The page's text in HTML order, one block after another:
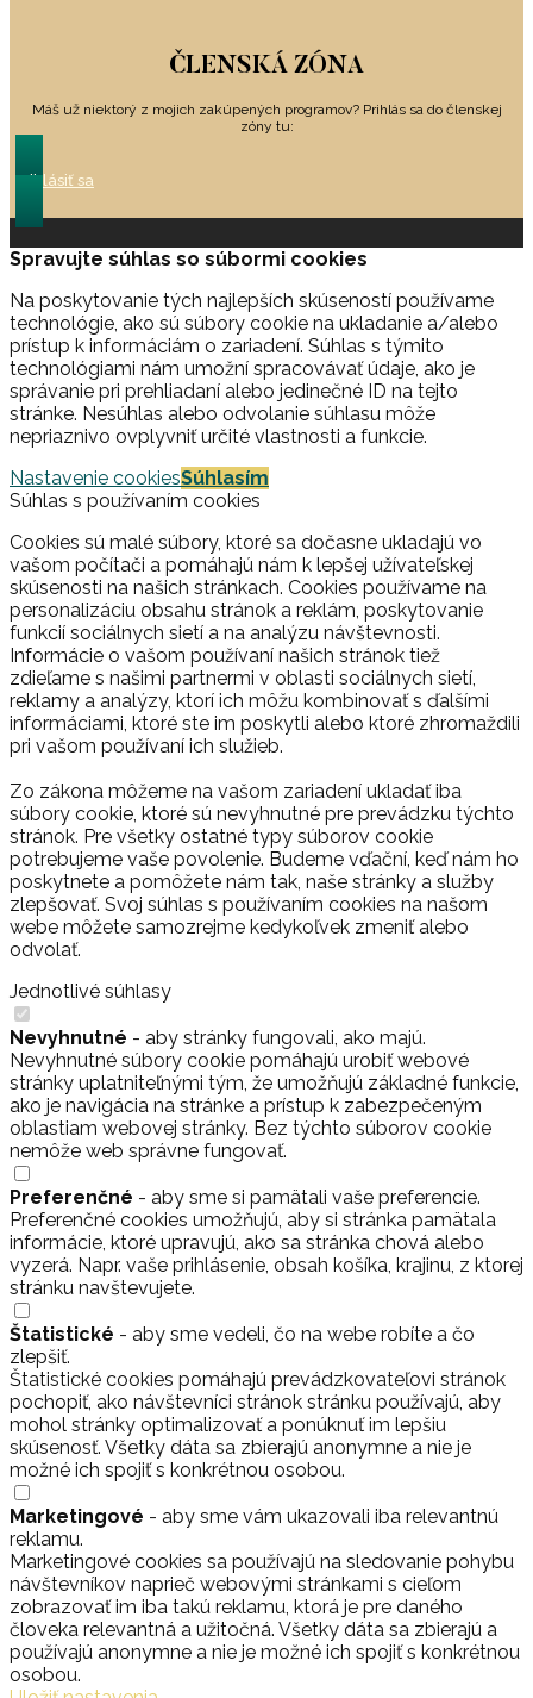
ČLENSKÁ ZÓNA
Máš už niektorý z mojich zakúpených programov? Prihlás sa do členskej
zóny tu:
Prihlásiť sa
Spravujte súhlas so súbormi cookies
Na poskytovanie tých najlepších skúseností používame
technológie, ako sú súbory cookie na ukladanie a/alebo
prístup k informáciám o zariadení. Súhlas s týmito
technológiami nám umožní spracovávať údaje, ako je
správanie pri prehliadaní alebo jedinečné ID na tejto
stránke. Nesúhlas alebo odvolanie súhlasu môže
nepriaznivo ovplyvniť určité vlastnosti a funkcie.
Nastavenie cookiesSúhlasím
Súhlas s používaním cookies
Cookies sú malé súbory, ktoré sa dočasne ukladajú vo
vašom počítači a pomáhajú nám k lepšej užívateľskej
skúsenosti na našich stránkach. Cookies používame na
personalizáciu obsahu stránok a reklám, poskytovanie
funkcií sociálnych sietí a na analýzu návštevnosti.
Informácie o vašom používaní našich stránok tiež
zdieľame s našimi partnermi v oblasti sociálnych sietí,
reklamy a analýzy, ktorí ich môžu kombinovať s ďalšími
informáciami, ktoré ste im poskytli alebo ktoré zhromaždili
pri vašom používaní ich služieb.
Zo zákona môžeme na vašom zariadení ukladať iba
súbory cookie, ktoré sú nevyhnutné pre prevádzku týchto
stránok. Pre všetky ostatné typy súborov cookie
potrebujeme vaše povolenie. Budeme vďační, keď nám ho
poskytnete a pomôžete nám tak, naše stránky a služby
zlepšovať. Svoj súhlas s používaním cookies na našom
webe môžete samozrejme kedykoľvek zmeniť alebo
odvolať.
Jednotlivé súhlasy
Nevyhnutné - aby stránky fungovali, ako majú.
Nevyhnutné súbory cookie pomáhajú urobiť webové
stránky uplatniteľnými tým, že umožňujú základné funkcie,
ako je navigácia na stránke a prístup k zabezpečeným
oblastiam webovej stránky. Bez týchto súborov cookie
nemôže web správne fungovať.
Preferenčné - aby sme si pamätali vaše preferencie.
Preferenčné cookies umožňujú, aby si stránka pamätala
informácie, ktoré upravujú, ako sa stránka chová alebo
vyzerá. Napr. vaše prihlásenie, obsah košíka, krajinu, z ktorej
stránku navštevujete.
Štatistické - aby sme vedeli, čo na webe robíte a čo
zlepšiť.
Štatistické cookies pomáhajú prevádzkovateľovi stránok
pochopiť, ako návštevníci stránok stránku používajú, aby
mohol stránky optimalizovať a ponúknuť im lepšiu
skúsenosť. Všetky dáta sa zbierajú anonymne a nie je
možné ich spojiť s konkrétnou osobou.
Marketingové - aby sme vám ukazovali iba relevantnú
reklamu.
Marketingové cookies sa používajú na sledovanie pohybu
návštevníkov naprieč webovými stránkami s cieľom
zobrazovať im iba takú reklamu, ktorá je pre daného
človeka relevantná a užitočná. Všetky dáta sa zbierajú a
používajú anonymne a nie je možné ich spojiť s konkrétnou
osobou.